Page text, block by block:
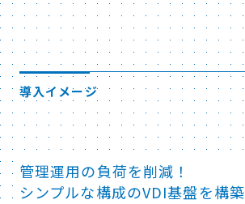
導入イメージ
管理運用の負荷を削減！
シンプルな構成のVDI基盤を構築